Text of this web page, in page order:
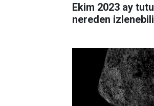
Ekim 2023 ay
nereden